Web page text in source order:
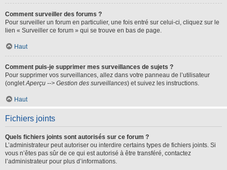
Comment surveiller des forums ?
Pour surveiller un forum en particulier, une fois entré sur celui-ci, cliquez sur le
lien « Surveiller ce forum » qui se trouve en bas de page.
Haut
Comment puis-je supprimer mes surveillances de sujets ?
Pour supprimer vos surveillances, allez dans votre panneau de l’utilisateur
(ongletAperçu --> Gestion des surveillances) et suivez les instructions.
Haut
Fichiers joints
Quels fichiers joints sont autorisés sur ce forum ?
L’administrateur peut autoriser ou interdire certains types de fichiers joints. Si
vous n’êtes pas sûr de ce qui est autorisé à être transféré, contactez
l’administrateur pour plus d’informations.